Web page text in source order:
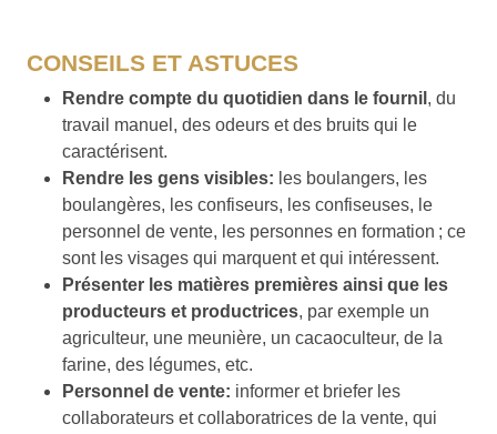
CONSEILS ET ASTUCES
Rendre compte du quotidien dans le fournil , du
travail manuel, des odeurs et des bruits qui le
caractérisent.
Rendre les gens visibles: les boulangers, les
boulangères, les confiseurs, les confiseuses, le
personnel de vente, les personnes en formation ; ce
sont les visages qui marquent et qui intéressent.
Présenter les matières premières ainsi que les
producteurs et productrices, par exemple un
agriculteur, une meunière, un cacaoculteur, de la
farine, des légumes, etc.
Personnel de vente: informer et briefer les
collaborateurs et collaboratrices de la vente, qui